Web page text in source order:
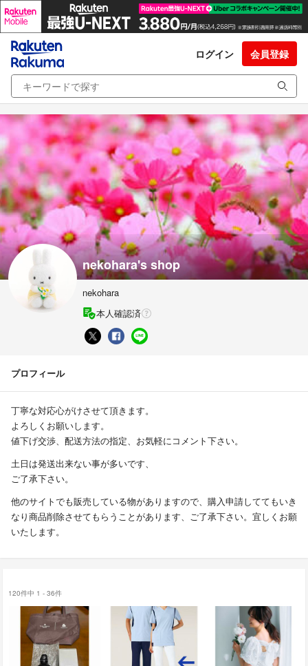
ログイン 会員登録
nekohara's shop
nekohara
本人確認済
プロフィール
丁寧な対応心がけさせて頂きます。
よろしくお願いします。
値下げ交渉、配送方法の指定、お気軽にコメント下さい。
土日は発送出来ない事が多いです、
ご了承下さい。
他のサイトでも販売している物がありますので、購入申請しててもいき
なり商品削除させてもらうことがあります、ご了承下さい。宜しくお願
いたします。
120件中 1 - 36件